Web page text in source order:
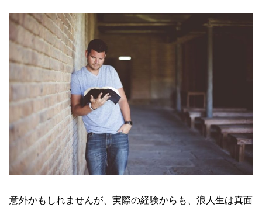
意外かもしれませんが、実際の経験からも、浪人生は真面